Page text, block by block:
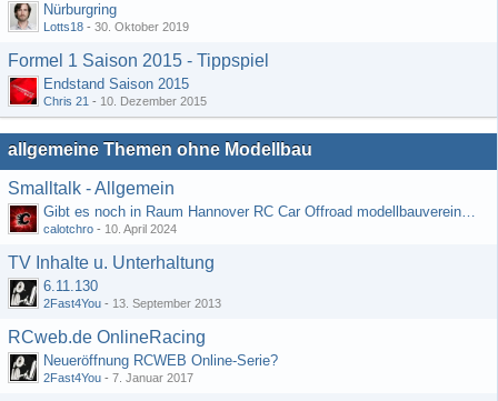
Nürburgring
Lotts18 - 30. Oktober 2019
Formel 1 Saison 2015 - Tippspiel
Endstand Saison 2015
Chris 21 - 10. Dezember 2015
allgemeine Themen ohne Modellbau
Smalltalk - Allgemein
Gibt es noch in Raum Hannover RC Car Offroad modellbauvereine, habe selbst schon gegoogelt aber erfolglos
calotchro - 10. April 2024
TV Inhalte u. Unterhaltung
6.11.130
2Fast4You - 13. September 2013
RCweb.de OnlineRacing
Neueröffnung RCWEB Online-Serie?
2Fast4You - 7. Januar 2017